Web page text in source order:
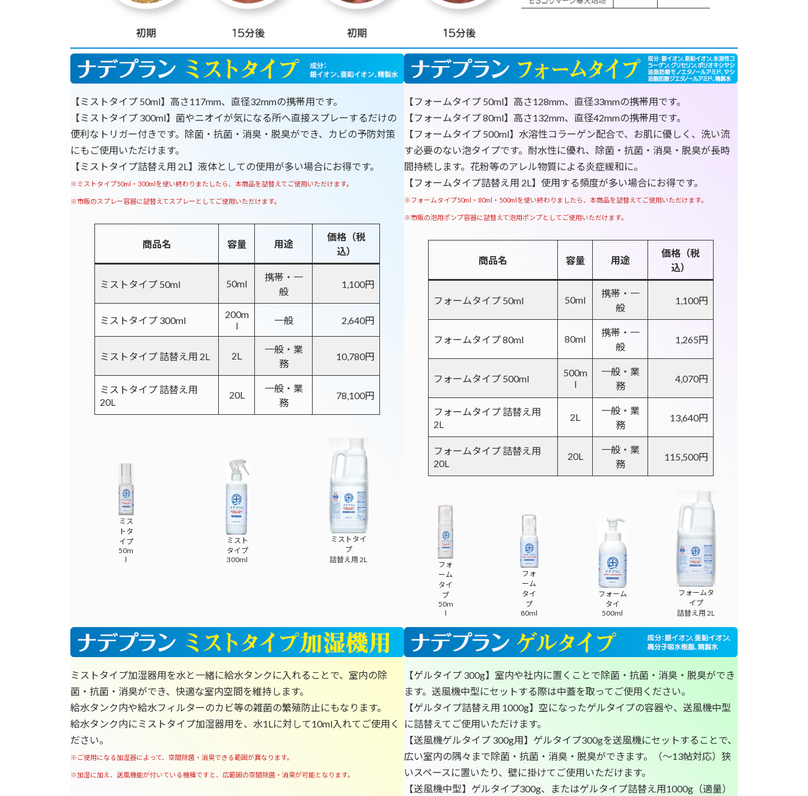
【ミストタイプ 50ml】高さ117mm、直径32mmの携帯用です。
【ミストタイプ 300ml】菌やニオイが気になる所へ直接スプレーするだけの
便利なトリガー付きです。除菌・抗菌・消臭・脱臭ができ、カビの予防対策
にもご使用いただけます。
【ミストタイプ詰替え用 2L】液体としての使用が多い場合にお得です。
※ミストタイプ50ml・300mlを使い終わりまたしたら、本商品を詰替えてご使用いただけます。
※市販のスプレー容器に詰替えてスプレーとしてご使用いただけます。
商品名 容量 用途
価格（税
込）
ミストタイプ 50ml 50ml
携帯・一
般
1,100円
ミストタイプ 300ml
200m
l
一般 2,640円
ミストタイプ 詰替え用 2L 2L
一般・業
務
10,780円
ミストタイプ 詰替え用
20L
20L
一般・業
務
78,100円
ミス
トタ
イプ
50m
l
ミスト
タイプ
300ml
ミストタイ
プ
詰替え用 2L
【フォームタイプ 50ml】高さ128mm、直径33mmの携帯用です。
【フォームタイプ 80ml】高さ132mm、直径42mmの携帯用です。
【フォームタイプ 500ml】水溶性コラーゲン配合で、お肌に優しく、洗い流
す必要のない泡タイプです。耐水性に優れ、除菌・抗菌・消臭・脱臭が長時
間持続します。花粉等のアレル物質による炎症緩和に。
【フォームタイプ詰替え用 2L】使用する頻度が多い場合にお得です。
※フォームタイプ50ml・80ml・500mlを使い終わりましたら、本商品を詰替えてご使用いただけます。
※市販の泡用ポンプ容器に詰替えて泡用ポンプとしてご使用いただけます。
商品名 容量 用途
価格（税
込）
フォームタイプ 50ml 50ml
携帯・一
般
1,100円
フォームタイプ 80ml 80ml
携帯・一
般
1,265円
フォームタイプ 500ml
500m
l
一般・業
務
4,070円
フォームタイプ 詰替え用
2L
2L
一般・業
務
13,640円
フォームタイプ 詰替え用
20L
20L
一般・業
務
115,500円
フォ
ーム
タイ
プ
50m
l
フォ
ーム
タイ
プ
80ml
フォーム
タイ
500ml
フォームタ
イプ
詰替え用 2L
ミストタイプ加湿器用を水と一緒に給水タンクに入れることで、室内の除
菌・抗菌・消臭ができ、快適な室内空間を維持します。
給水タンク内や給水フィルターのカビ等の雑菌の繁殖防止にもなります。
給水タンク内にミストタイプ加湿器用を、水1Lに対して10ml入れてご使用く
ださい。
※ご使用になる加湿器によって、空間除菌・消臭できる範囲が異なります。
※加湿に加え、送風機能が付いている機種ですと、広範囲の空間除菌・消臭が可能となります。
【ゲルタイプ 300g】室内や社内に置くことで除菌・抗菌・消臭・脱臭ができ
ます。送風機中型にセットする際は中蓋を取ってご使用ください。
【ゲルタイプ詰替え用 1000g】空になったゲルタイプの容器や、送風機中型
に詰替えてご使用いただけます。
【送風機ゲルタイプ 300g用】ゲルタイプ300gを送風機にセットすることで、
広い室内の隅々まで除菌・抗菌・消臭・脱臭ができます。（～13帖対応）狭
いスペースに置いたり、壁に掛けてご使用いただけます。
【送風機中型】ゲルタイプ300g、またはゲルタイプ詰替え用1000g（適量）